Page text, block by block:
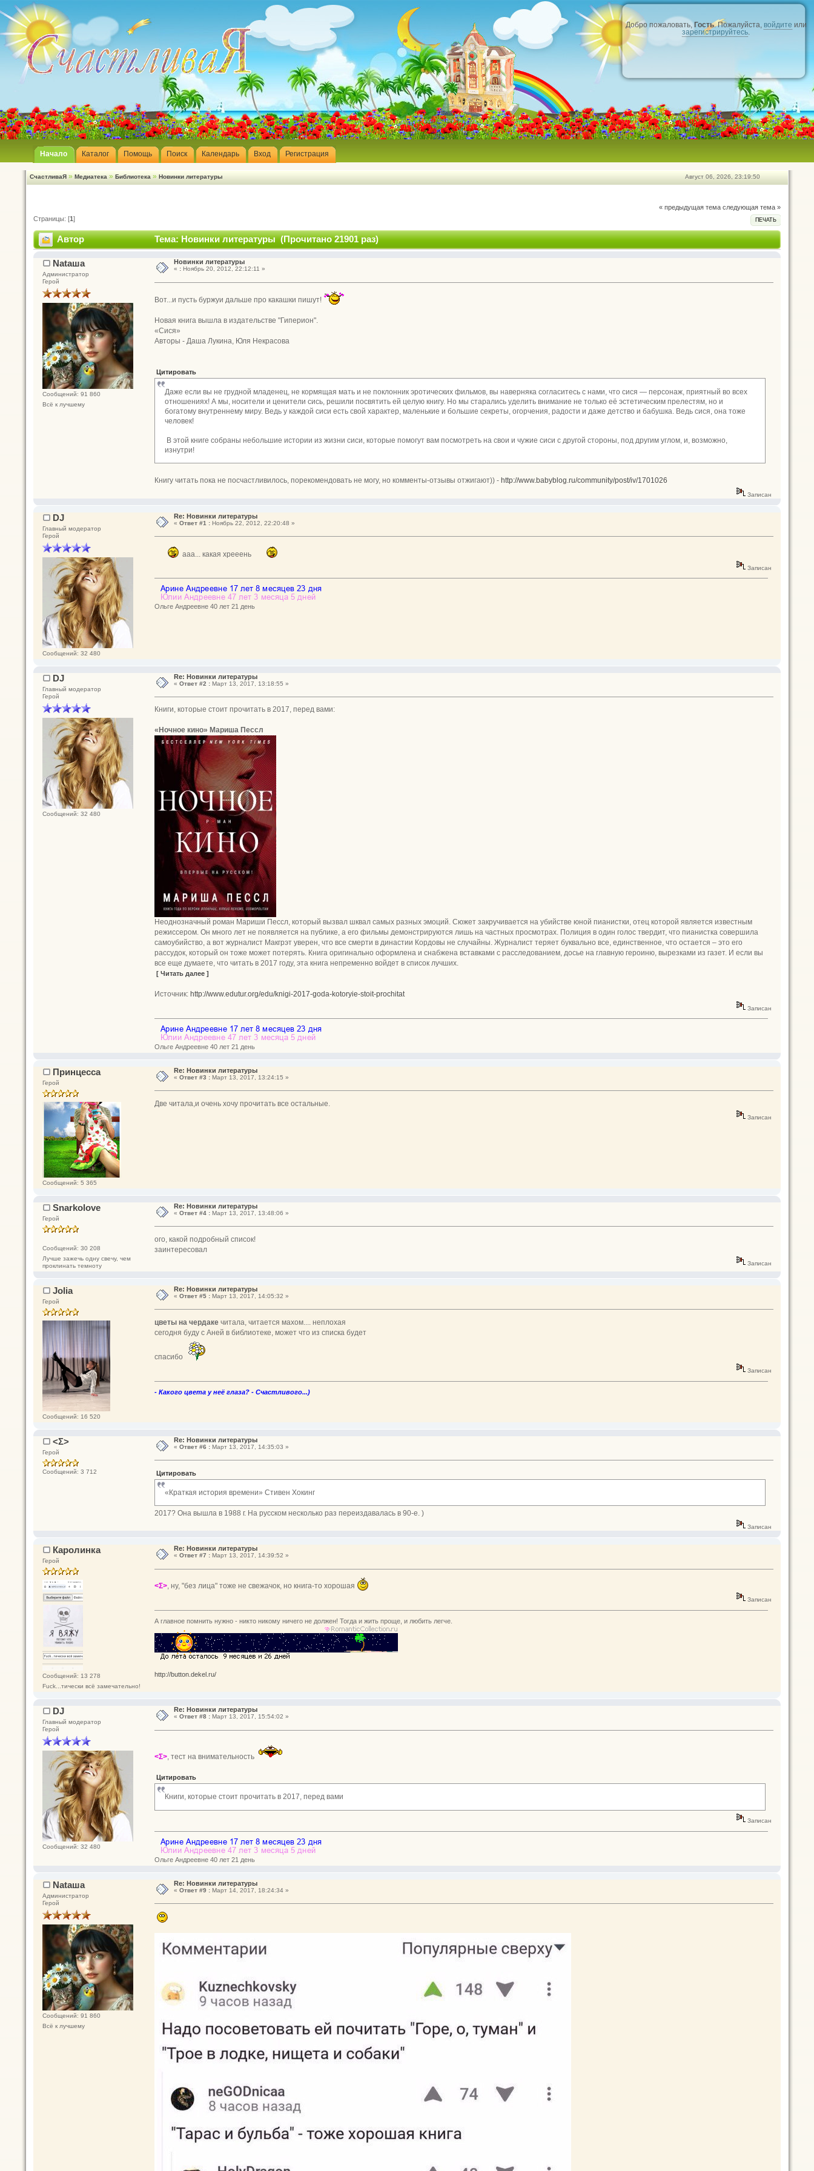
Добро пожаловать,Гость. Пожалуйста, войдите или
зарегистрируйтесь.
Начало Каталог Помощь Поиск Календарь Вход Регистрация
Август 06, 2026, 23:19:50
СчастливаЯ » Медиатека » Библиотека » Новинки литературы
« предыдущая тема следующая тема »
ПЕЧАТЬ
Страницы: [1]
Автор Тема: Новинки литературы (Прочитано 21901 раз)
Nataшa
Администратор
Герой
Сообщений: 91 860
Всё к лучшему
Новинки литературы
« :Ноябрь 20, 2012, 22:12:11 »
Вот...и пусть буржуи дальше про какашки пишут!
Новая книга вышла в издательстве "Гиперион".
«Сися»
Авторы - Даша Лукина, Юля Некрасова
Цитировать
Даже если вы не грудной младенец, не кормящая мать и не поклонник эротических фильмов, вы наверняка согласитесь с нами, что сися — персонаж, приятный во всех
отношениях! А мы, носители и ценители сись, решили посвятить ей целую книгу. Но мы старались уделить внимание не только её эстетическим прелестям, но и
богатому внутреннему миру. Ведь у каждой сиси есть свой характер, маленькие и большие секреты, огорчения, радости и даже детство и бабушка. Ведь сися, она тоже
человек!
В этой книге собраны небольшие истории из жизни сиси, которые помогут вам посмотреть на свои и чужие сиси с другой стороны, под другим углом, и, возможно,
изнутри!
Книгу читать пока не посчастливилось, порекомендовать не могу, но комменты-отзывы отжигают)) - http://www.babyblog.ru/community/post/iv/1701026
Записан
DJ
Главный модератор
Герой
Сообщений: 32 480
Re: Новинки литературы
« Ответ #1 :Ноябрь 22, 2012, 22:20:48 »
ааа... какая хрееень
Записан
Ольге Андреевне 40 лет 21 день
DJ
Главный модератор
Герой
Сообщений: 32 480
Re: Новинки литературы
« Ответ #2 :Март 13, 2017, 13:18:55 »
Книги, которые стоит прочитать в 2017, перед вами:
«Ночное кино» Мариша Пессл
Неоднозначный роман Мариши Пессл, который вызвал шквал самых разных эмоций. Сюжет закручивается на убийстве юной пианистки, отец которой является известным
режиссером. Он много лет не появляется на публике, а его фильмы демонстрируются лишь на частных просмотрах. Полиция в один голос твердит, что пианистка совершила
самоубийство, а вот журналист Макгрэт уверен, что все смерти в династии Кордовы не случайны. Журналист теряет буквально все, единственное, что остается – это его
рассудок, который он тоже может потерять. Книга оригинально оформлена и снабжена вставками с расследованием, досье на главную героиню, вырезками из газет. И если вы
все еще думаете, что читать в 2017 году, эта книга непременно войдет в список лучших.
[ Читать далее ]
Источник: http://www.edutur.org/edu/knigi-2017-goda-kotoryie-stoit-prochitat
Записан
Ольге Андреевне 40 лет 21 день
Принцесса
Герой
Сообщений: 5 365
Re: Новинки литературы
« Ответ #3 :Март 13, 2017, 13:24:15 »
Две читала,и очень хочу прочитать все остальные.
Записан
Snarkolove
Герой
Сообщений: 30 208
Лучше зажечь одну свечу, чем
проклинать темноту
Re: Новинки литературы
« Ответ #4 :Март 13, 2017, 13:48:06 »
ого, какой подробный список!
заинтересовал
Записан
Jolia
Герой
Сообщений: 16 520
Re: Новинки литературы
« Ответ #5 :Март 13, 2017, 14:05:32 »
цветы на чердакечитала, читается махом.... неплохая
сегодня буду с Аней в библиотеке, может что из списка будет
спасибо
Записан
- Какого цвета у неё глаза? - Счастливого...)
<Σ>
Герой
Сообщений: 3 712
Re: Новинки литературы
« Ответ #6 :Март 13, 2017, 14:35:03 »
Цитировать
«Краткая история времени» Стивен Хокинг
2017? Она вышла в 1988 г. На русском несколько раз переиздавалась в 90-е. )
Записан
Каролинка
Герой
Сообщений: 13 278
Fuck...тически всё замечательно!
Re: Новинки литературы
« Ответ #7 :Март 13, 2017, 14:39:52 »
<Σ>, ну, "без лица" тоже не свежачок, но книга-то хорошая
Записан
А главное помнить нужно - никто никому ничего не должен! Тогда и жить проще, и любить легче.
http://button.dekel.ru/
DJ
Главный модератор
Герой
Сообщений: 32 480
Re: Новинки литературы
« Ответ #8 :Март 13, 2017, 15:54:02 »
<Σ>, тест на внимательность
Цитировать
Книги, которые стоит прочитать в 2017, перед вами
Записан
Ольге Андреевне 40 лет 21 день
Nataшa
Администратор
Герой
Сообщений: 91 860
Всё к лучшему
Re: Новинки литературы
« Ответ #9 :Март 14, 2017, 18:24:34 »